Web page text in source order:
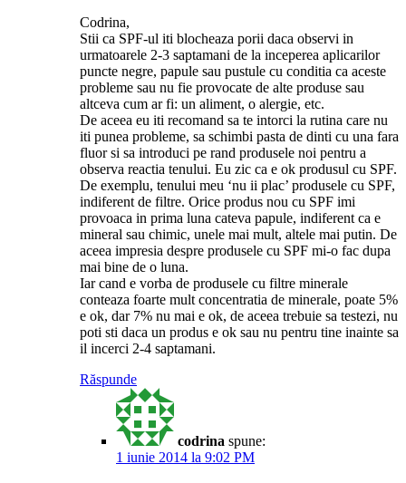
Codrina,
Stii ca SPF-ul iti blocheaza porii daca observi in
urmatoarele 2-3 saptamani de la inceperea aplicarilor
puncte negre, papule sau pustule cu conditia ca aceste
probleme sau nu fie provocate de alte produse sau
altceva cum ar fi: un aliment, o alergie, etc.
De aceea eu iti recomand sa te intorci la rutina care nu
iti punea probleme, sa schimbi pasta de dinti cu una fara
fluor si sa introduci pe rand produsele noi pentru a
observa reactia tenului. Eu zic ca e ok produsul cu SPF.
De exemplu, tenului meu ‘nu ii plac’ produsele cu SPF,
indiferent de filtre. Orice produs nou cu SPF imi
provoaca in prima luna cateva papule, indiferent ca e
mineral sau chimic, unele mai mult, altele mai putin. De
aceea impresia despre produsele cu SPF mi-o fac dupa
mai bine de o luna.
Iar cand e vorba de produsele cu filtre minerale
conteaza foarte mult concentratia de minerale, poate 5%
e ok, dar 7% nu mai e ok, de aceea trebuie sa testezi, nu
poti sti daca un produs e ok sau nu pentru tine inainte sa
il incerci 2-4 saptamani.
Răspunde
codrina spune:
1 iunie 2014 la 9:02 PM